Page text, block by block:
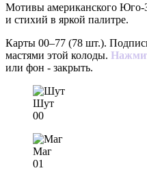
Мотивы американского Юго-
и стихий в яркой палитре.
Карты 00–77 (78 шт.).
мастями этой колоды.
или фон - закрыть.
Шут
00
Маг
01